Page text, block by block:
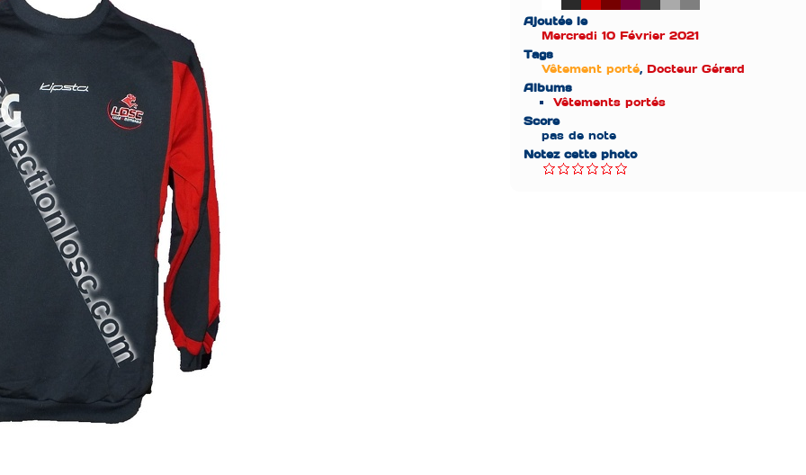
Ajoutée le
Mercredi 10 Février 2021
Tags
Vêtement porté, Docteur Gérard
Albums
Vêtements portés
Score
pas de note
Notez cette photo